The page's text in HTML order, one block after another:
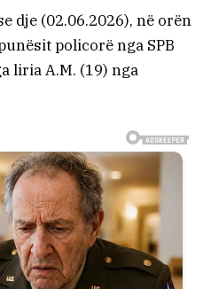
dje (02.06.2026), në orën
policorë nga SPB
liria A.M. (19) nga